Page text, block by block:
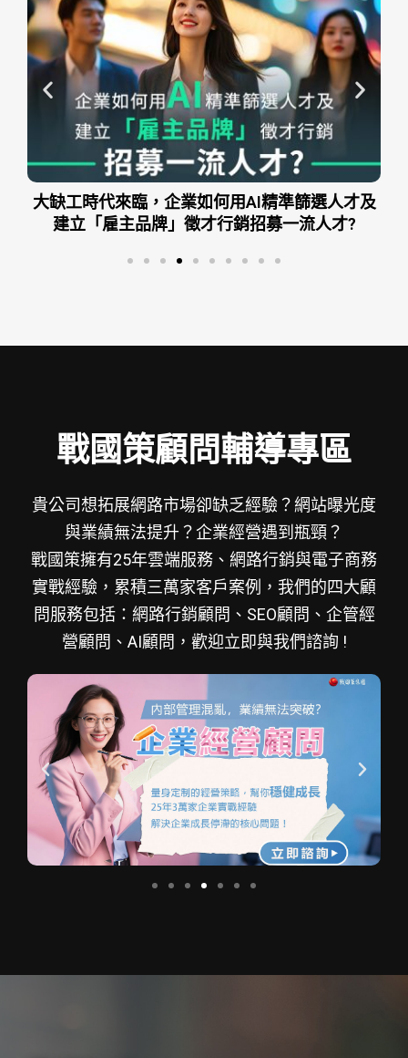
大缺工時代來臨，企業如何用AI精準篩選人才及
建立「雇主品牌」徵才行銷招募一流人才?
戰國策顧問輔導專區
貴公司想拓展網路市場卻缺乏經驗？網站曝光度
與業績無法提升？企業經營遇到瓶頸？
戰國策擁有25年雲端服務、網路行銷與電子商務
實戰經驗，累積三萬家客戶案例，我們的四大顧
問服務包括：網路行銷顧問、SEO顧問、企管經
營顧問、AI顧問，歡迎立即與我們諮詢 !